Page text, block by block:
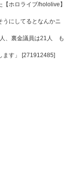
ホロライブ/hololive】
うにしてるとなんかニ
、裏金議員は21人 も
ます」 [271912485]